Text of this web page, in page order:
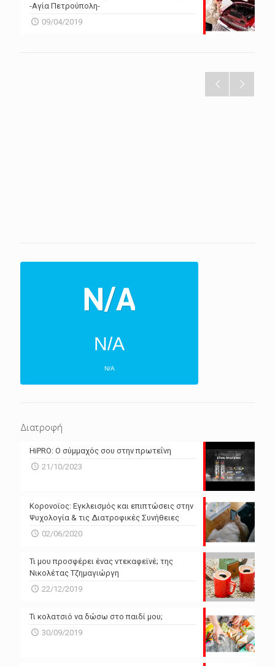
-Αγία Πετρούπολη-
09/04/2019
N/A
N/A
N/A
Powered by Forecast.io
Διατροφή
HiPRO: Ο σύμμαχός σου στην πρωτεΐνη
21/10/2023
Κορονοϊος: Εγκλεισμός και επιπτώσεις στην
Ψυχολογία & τις Διατροφικές Συνήθειες
02/06/2020
Τι μου προσφέρει ένας ντεκαφεϊνέ; της
Νικολέτας Τζημαγιώργη
22/12/2019
Τι κολατσιό να δώσω στο παιδί μου;
30/09/2019